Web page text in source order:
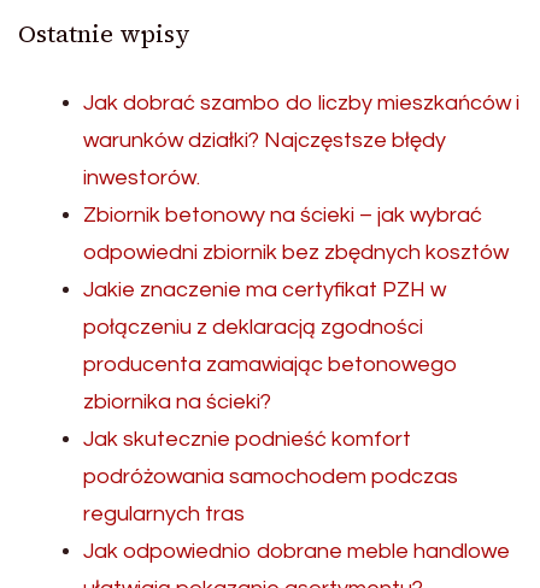
Ostatnie wpisy
Jak dobrać szambo do liczby mieszkańców i
warunków działki? Najczęstsze błędy
inwestorów.
Zbiornik betonowy na ścieki – jak wybrać
odpowiedni zbiornik bez zbędnych kosztów
Jakie znaczenie ma certyfikat PZH w
połączeniu z deklaracją zgodności
producenta zamawiając betonowego
zbiornika na ścieki?
Jak skutecznie podnieść komfort
podróżowania samochodem podczas
regularnych tras
Jak odpowiednio dobrane meble handlowe